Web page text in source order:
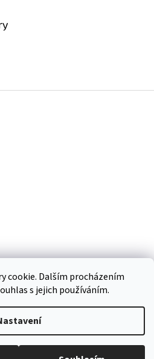
cookie. Dalším procházením
s jejich používáním.
. Všechna práva vyhrazena.Upravit